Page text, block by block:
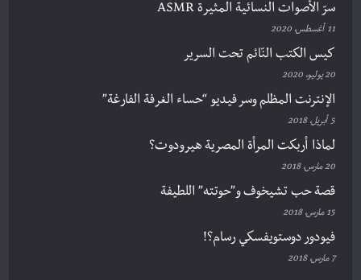
سرّ الأصوات النسائية المثيرة ASMR
11 أغسطس، 2020
كيس الكتب النّائم تحت السرير
20 يوليو، 2020
الإنترنت المظلم وسر فيديو “حساء الغرفة الفارغة”
5 أبريل، 2018
لماذا أربكت المرأة المصرية هيرودوت؟
20 مارس، 2018
قصة حب تشيخوف و”حوتته” اللطيفة
15 مارس، 2018
فيودور دوستويفسكي رسام؟!
7 مارس، 2018